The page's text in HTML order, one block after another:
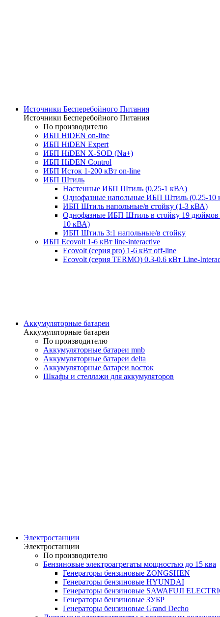
Источники Бесперебойного Питания
Источники Бесперебойного Питания
По производителю
ИБП HiDEN on-line
ИБП HiDEN Expert
ИБП HiDEN X-SOD (Na+)
ИБП HiDEN Control
ИБП Исток 1-200 кВт on-line
ИБП Штиль
Настенные ИБП Штиль (0,25-1 кВА)
Однофазные напольные ИБП Штиль (0,25-10
ИБП Штиль напольные/в стойку (1-3 кВА)
Однофазные ИБП Штиль в стойку 19 дюймов
10 кВА)
ИБП Штиль 3:1 напольные/в стойку
ИБП Ecovolt 1-6 кВт line-interactive
Ecovolt (серия pro) 1-6 кВт off-line
Ecovolt (серия TERMO) 0.3-0.6 кВт Line-
Аккумуляторные батареи
Аккумуляторные батареи
По производителю
Аккумуляторные батареи mnb
Аккумуляторные батареи delta
Аккумуляторные батареи восток
Шкафы и стеллажи для аккумуляторов
Электростанции
Электростанции
По производителю
Бензиновые электроагрегаты мощностью до 15 ква
Генераторы бензиновые ZONGSHEN
Генераторы бензиновые HYUNDAI
Генераторы бензиновые SAWAFUJI
Генераторы бензиновые ЗУБР
Генераторы бензиновые Grand Decho